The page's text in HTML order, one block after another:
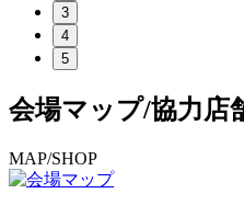
3
4
5
会場マップ/協力店
MAP/SHOP